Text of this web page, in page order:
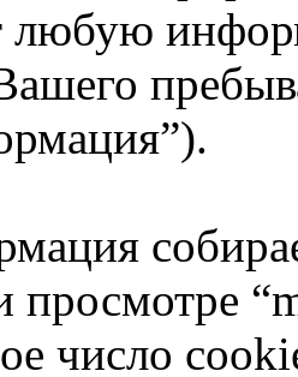
любую
Вашего
число